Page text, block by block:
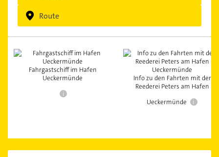
Route
Fahrgastschiff im Hafen
Ueckermünde
i
Info zu den Fahrten mit der
Reederei Peters am Hafen
Ueckermünde
i